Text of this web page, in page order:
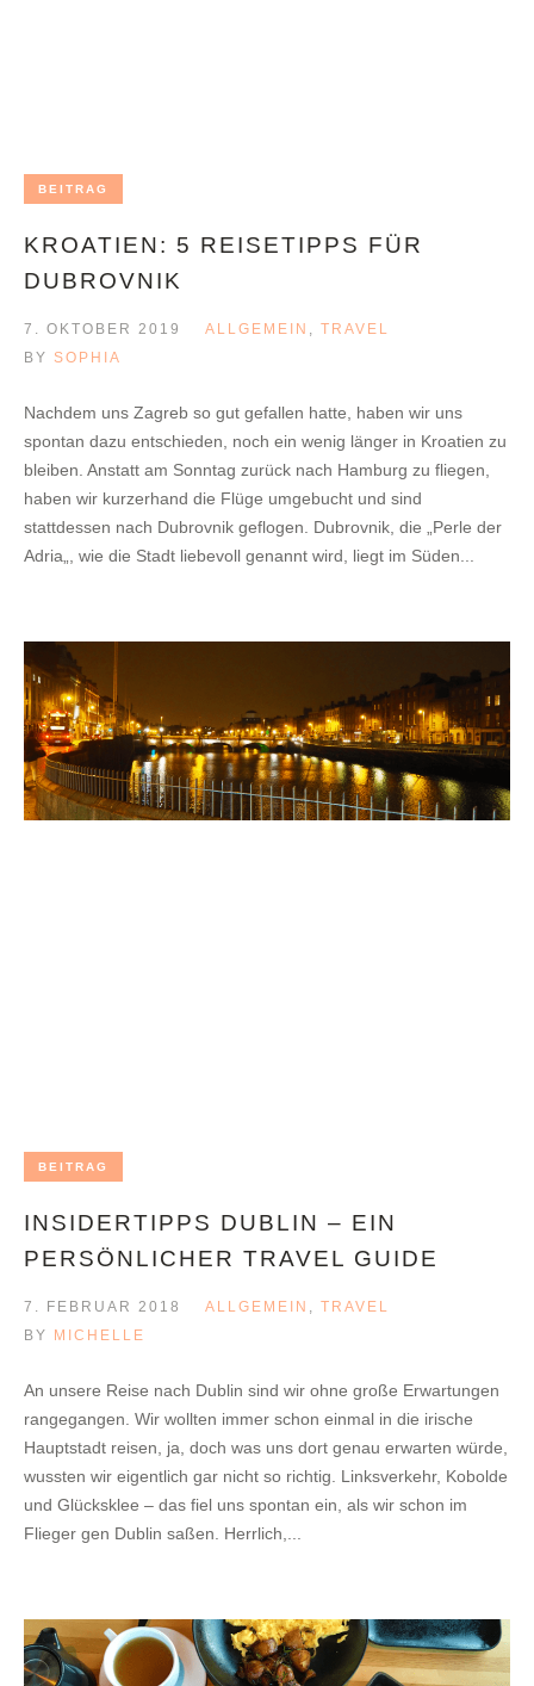
BEITRAG
KROATIEN: 5 REISETIPPS FÜR
DUBROVNIK
7. OKTOBER 2019 ALLGEMEIN
TRAVEL
BY SOPHIA
Nachdem uns Zagreb so gut gefallen hatte, haben wir uns
spontan dazu entschieden, noch ein wenig länger in Kroatien zu
bleiben. Anstatt am Sonntag zurück nach Hamburg zu fliegen,
haben wir kurzerhand die Flüge umgebucht und sind
stattdessen nach Dubrovnik geflogen. Dubrovnik, die „Perle der
Adria„, wie die Stadt liebevoll genannt wird, liegt im Süden...
BEITRAG
INSIDERTIPPS DUBLIN – EIN
PERSÖNLICHER TRAVEL GUIDE
7. FEBRUAR 2018 ALLGEMEIN
TRAVEL
BY MICHELLE
An unsere Reise nach Dublin sind wir ohne große Erwartungen
rangegangen. Wir wollten immer schon einmal in die irische
Hauptstadt reisen, ja, doch was uns dort genau erwarten würde,
wussten wir eigentlich gar nicht so richtig. Linksverkehr, Kobolde
und Glücksklee – das fiel uns spontan ein, als wir schon im
Flieger gen Dublin saßen. Herrlich,...